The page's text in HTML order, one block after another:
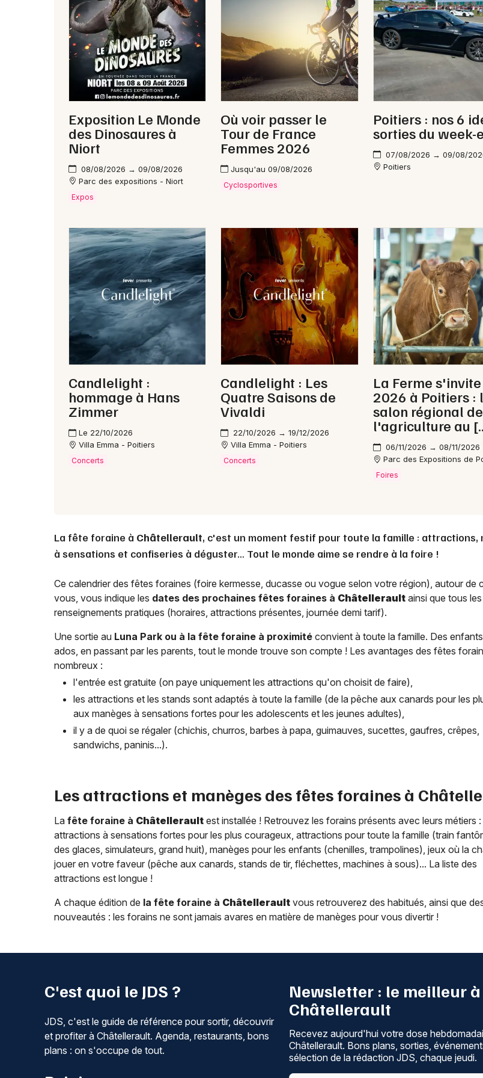
Newsletter des sorties
Artistes en tournée
Actus à Châtellerault
Magazine à Châtellerault
86 - Vienne
Choisir mes départements
Mon email
Je m'abonne
Exposition Le Monde
des Dinosaures à
Niort
08/08/2026 → 09/08/2026
Parc des expositions - Niort
Expos
Où voir passer le
Tour de France
Femmes 2026
Jusqu'au 09/08/2026
Cyclosportives
Poitiers : nos 6
sorties du week-
07/08/2026 → 09/08/
Poitiers
Candlelight :
hommage à Hans
Zimmer
Le 22/10/2026
Villa Emma - Poitiers
Concerts
Candlelight : Les
Quatre Saisons de
Vivaldi
22/10/2026 → 19/12/2026
Villa Emma - Poitiers
Concerts
La Ferme s'invite
2026 à Poitiers :
salon régional de
l'agriculture au
06/11/2026 → 08/11/2026
Parc des Expositions de
Foires
La fête foraine à Châtellerault, c'est un moment festif pour toute la famille : attractions,
à sensations et confiseries à déguster… Tout le monde aime se rendre à la foire !
Ce calendrier des fêtes foraines (foire kermesse, ducasse ou vogue selon votre région), autour de
vous, vous indique les dates des prochaines fêtes foraines à Châtellerault ainsi que tous les
renseignements pratiques (horaires, attractions présentes, journée demi tarif).
Une sortie au Luna Park ou à la fête foraine à proximité convient à toute la famille. Des
ados, en passant par les parents, tout le monde trouve son compte ! Les avantages des fêtes
nombreux :
l'entrée est gratuite (on paye uniquement les attractions qu'on choisit de faire),
les attractions et les stands sont adaptés à toute la famille (de la pêche aux canards pour les
aux manèges à sensations fortes pour les adolescents et les jeunes adultes),
il y a de quoi se régaler (chichis, churros, barbes à papa, guimauves, sucettes, gaufres, crêpes,
sandwichs, paninis...).
Les attractions et manèges des fêtes foraines à
La fête foraine à Châtellerault est installée ! Retrouvez les forains présents avec leurs métiers :
attractions à sensations fortes pour les plus courageux, attractions pour toute la famille (train
des glaces, simulateurs, grand huit), manèges pour les enfants (chenilles, trampolines), jeux où la
jouer en votre faveur (pêche aux canards, stands de tir, fléchettes, machines à sous)... La liste des
attractions est longue !
A chaque édition de la fête foraine à Châtellerault vous retrouverez des habitués, ainsi que
nouveautés : les forains ne sont jamais avares en matière de manèges pour vous divertir !
C'est quoi le JDS ?
JDS, c'est le guide de référence pour sortir, découvrir
et profiter à Châtellerault. Agenda, restaurants, bons
plans : on s'occupe de tout.
Newsletter : le meilleur à
Châtellerault
Recevez aujourd'hui votre dose
Châtellerault. Bons plans, sorties,
sélection de la rédaction JDS, chaque jeudi.